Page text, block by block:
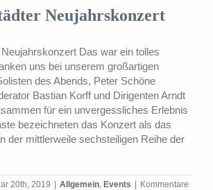
Neujahrskonzert
Das war ein tolles
uns bei unserem großartigen
des Abends, Peter Schöne
Bastian Korff und Dirigenten Arndt
für ein unvergessliches Erlebnis
bezeichneten das Konzert als das
der mittlerweile sechsteiligen Reihe der
20th, 2019 Allgemein, Events
Kommentare